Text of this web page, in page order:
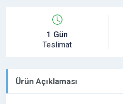
1 Gün
Teslimat
Ürün Açıklaması